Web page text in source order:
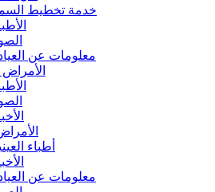
خدمة تخطيط
معلومات عن
الأمراض
أطباء
معلومات عن